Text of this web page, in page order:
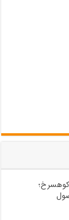
کوهسرخ؛